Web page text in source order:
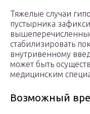
Тяжелые случаи
пустырника
стабилизировать
внутривенному
может быть
медицинским
Возможный